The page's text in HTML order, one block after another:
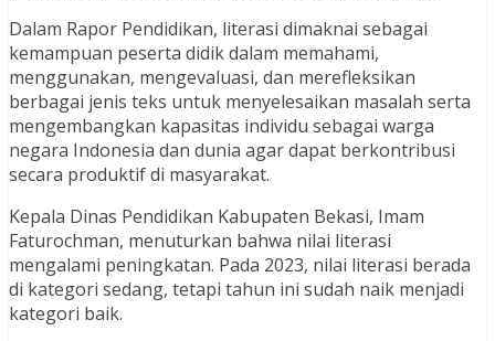
Dalam Rapor Pendidikan, literasi dimaknai sebagai
kemampuan peserta didik dalam memahami,
menggunakan, mengevaluasi, dan merefleksikan
berbagai jenis teks untuk menyelesaikan masalah serta
mengembangkan kapasitas individu sebagai warga
negara Indonesia dan dunia agar dapat berkontribusi
secara produktif di masyarakat.
Kepala Dinas Pendidikan Kabupaten Bekasi, Imam
Faturochman, menuturkan bahwa nilai literasi
mengalami peningkatan. Pada 2023, nilai literasi berada
di kategori sedang, tetapi tahun ini sudah naik menjadi
kategori baik.